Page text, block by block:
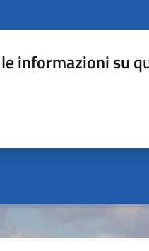
informazioni su